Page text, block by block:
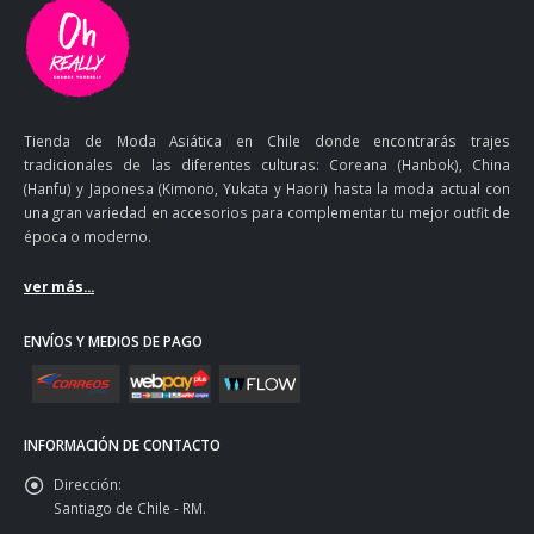
Tienda de Moda Asiática en Chile donde encontrarás trajes
tradicionales de las diferentes culturas: Coreana (Hanbok), China
(Hanfu) y Japonesa (Kimono, Yukata y Haori) hasta la moda actual con
una gran variedad en accesorios para complementar tu mejor outfit de
época o moderno.
ver más...
ENVÍOS Y MEDIOS DE PAGO
INFORMACIÓN DE CONTACTO
Dirección:
Santiago de Chile - RM.